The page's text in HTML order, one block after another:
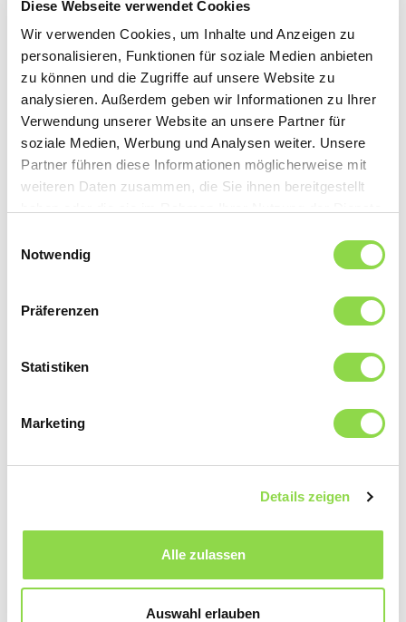
Diese Webseite verwendet Cookies
Wir verwenden Cookies, um Inhalte und Anzeigen zu
personalisieren, Funktionen für soziale Medien anbieten
zu können und die Zugriffe auf unsere Website zu
analysieren. Außerdem geben wir Informationen zu Ihrer
Verwendung unserer Website an unsere Partner für
soziale Medien, Werbung und Analysen weiter. Unsere
Partner führen diese Informationen möglicherweise mit
weiteren Daten zusammen, die Sie ihnen bereitgestellt
Notwendig
Präferenzen
Statistiken
Marketing
Details zeigen
Alle zulassen
Auswahl erlauben
werden. Im Essbereich dominieren abwechslungsweise
gleich drei Szenen: eine helle, lichtdurchflutete fürs
Mittagessen, eine etwas dezentere, gedämpfte
Lichtstimmung fürs Abendessen und dann noch eine für
Zwischendurch. Besonders eindrücklich zeigt die
Einstellung «kurz abwesend» wie ein Smart Home den
Alltag komfortabler gestalten kann. Wird diese
Einstellung aktiviert, werden alle Lichter im Haus
gelöscht und die Musikanlage ausgeschaltet. Im
Gegenzug werden alle Beschattungs-Massnahmen
aktiviert und die Überwachungskamera beim
Gartensitzplatz eingeschaltet. Besonders praktisch:
Dank der sicheren VPN-Verbindung zum hausinternen
auch von ausserhalb bedient werden.
Die Gebäudegrundlage gibt die Kosten vor
Eine nachträgliche Gebäudeautomation ist oft einfacher
waren im vorliegenden Fall die einzig wirklichen
Baumassnahmen für diese Realisierung. Weiss man
werden. Viel entscheidender für den Zeit- und
elektrische Jalousien, können diese problemlos
automatisiert werden. Fehlen diese hingegen, wie etwa
bei einem Haus aus den 70-er Jahren, entstehen